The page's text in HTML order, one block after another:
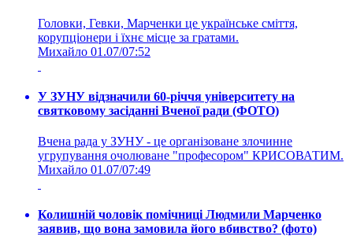
Головки, Гевки, Марченки це українське сміття,
корупціонери і їхнє місце за гратами.
Михайло 01.07/07:52
У ЗУНУ відзначили 60-річчя університету на
святковому засіданні Вченої ради (ФОТО)
Вчена рада у ЗУНУ - це організоване злочинне
угрупування очолюване "професором" КРИСОВАТИМ.
Михайло 01.07/07:49
Колишній чоловік помічниці Людмили Марченко
заявив, що вона замовила його вбивство? (фото)